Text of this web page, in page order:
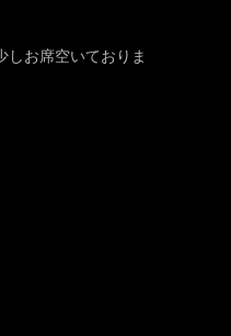
お席空いておりま